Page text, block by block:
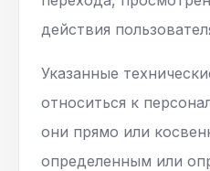
действия
Указанные
относиться к
они прямо или
определенным или